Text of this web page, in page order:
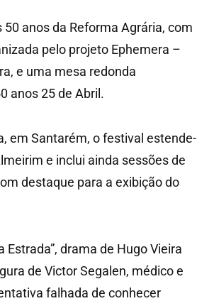
anos da Reforma Agrária, com
pelo projeto Ephemera –
e uma mesa redonda
anos 25 de Abril.
em Santarém, o festival estende-
e inclui ainda sessões de
destaque para a exibição do
drama de Hugo Vieira
de Victor Segalen, médico e
falhada de conhecer